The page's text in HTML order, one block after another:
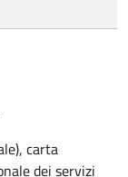
carta
dei servizi